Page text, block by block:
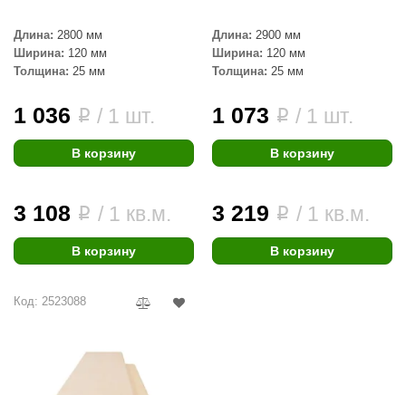
Длина: 2800 мм
Ширина: 120 мм
Толщина: 25 мм
1 036 i / 1 шт.
В корзину
3 108 i / 1 кв.м.
В корзину
Длина: 2900 мм
Ширина: 120 мм
Толщина: 25 мм
1 073 i / 1 шт.
В корзину
3 219 i / 1 кв.м.
В корзину
Код: 2523088